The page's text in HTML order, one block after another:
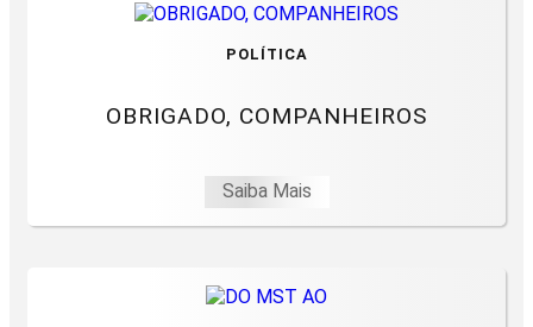
POLÍTICA
OBRIGADO, COMPANHEIROS
Saiba Mais